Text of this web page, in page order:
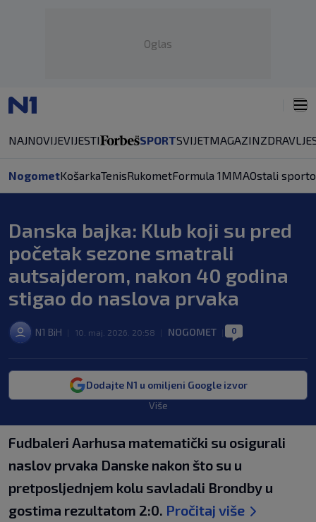
Oglas
NAJNOVIJEVIJESTI SPORTSVIJETMAGAZINZDRAVLJE
NogometKošarkaTenisRukometFormula 1MMAOstali
Danska bajka: Klub koji su pred
početak sezone smatrali
autsajderom, nakon 40 godina
stigao do naslova prvaka
N1 BiH 10. maj. 2026. 20:58 NOGOMET 0
Dodajte N1 u omiljeni Google izvor
Više
Fudbaleri Aarhusa matematički su osigurali
naslov prvaka Danske nakon što su u
pretposljednjem kolu savladali Brondby u
gostima rezultatom 2:0. Pročitaj više